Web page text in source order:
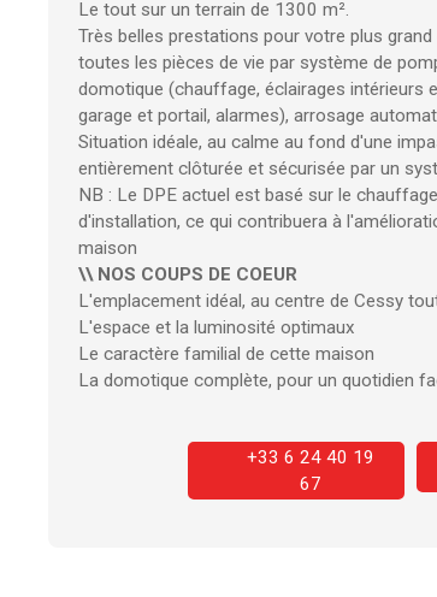
Le tout sur un terrain de 1300 m².
Très belles prestations pour votre plus
toutes les pièces de vie par système de
domotique (chauffage, éclairages intérieurs
garage et portail, alarmes), arrosage
Situation idéale, au calme au fond d'une
entièrement clôturée et sécurisée par un
NB : Le DPE actuel est basé sur le
d'installation, ce qui contribuera à
maison
\\ NOS COUPS DE COEUR
L'emplacement idéal, au centre de Cessy
L'espace et la luminosité optimaux
Le caractère familial de cette maison
La domotique complète, pour un quotidien
+33 6 24 40 19
67